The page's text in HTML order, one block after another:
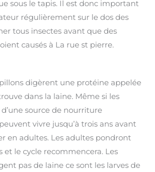
sous le tapis. Il est donc important
régulièrement sur le dos des
tous insectes avant que des
causés à La rue st pierre.
digèrent une protéine appelée
dans la laine. Même si les
source de nourriture
vivre jusqu’à trois ans avant
en adultes. Les adultes pondront
et le cycle recommencera. Les
pas de laine ce sont les larves de